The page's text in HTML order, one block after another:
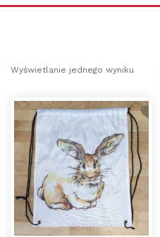
Wyświetlanie jednego wyniku